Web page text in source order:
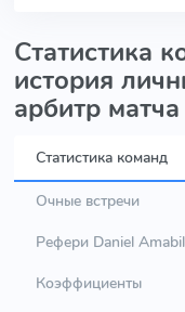
Статистика
история
арбитр матча
Статистика команд
Очные встречи
Рефери Daniel
Коэффициенты